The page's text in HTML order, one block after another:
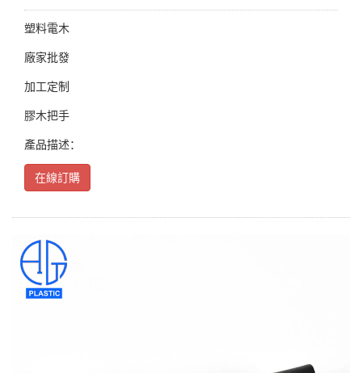
塑料電木
廠家批發
加工定制
膠木把手
產品描述：
在線訂購